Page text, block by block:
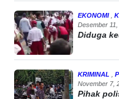
EKONOMI
Desember
Diduga
KRIMINAL
November 7,
Pihak